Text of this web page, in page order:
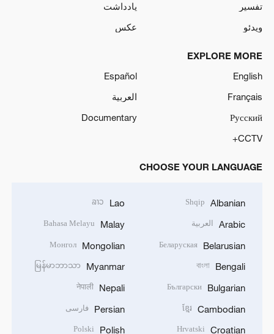
تفسیر
یادداشت
ویدئو
عکس
EXPLORE MORE
English
Español
Français
العربية
Русский
Documentary
CCTV+
CHOOSE YOUR LANGUAGE
Albanian
Shqip
Arabic العربية
Belarusian
Беларуская
Bengali
বাংলা
Bulgarian
Български
Cambodian
ខ្មែរ
Croatian
Hrvatski
Lao
ລາວ
Malay
Bahasa Melayu
Mongolian
Монгол
Myanmar
မြန်မာဘာသာ
Nepali
नेपाली
Persian فارسی
Polish
Polski